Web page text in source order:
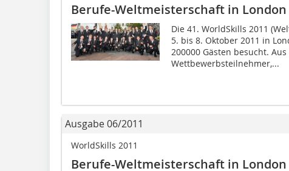
Berufe-Weltmeisterschaft in London
Die 41. WorldSkills 2011
5. bis 8. Oktober 2011 in
200000 Gästen besucht.
Wettbewerbsteilnehmer,...
Ausgabe 06/2011
WorldSkills 2011
Berufe-Weltmeisterschaft in London